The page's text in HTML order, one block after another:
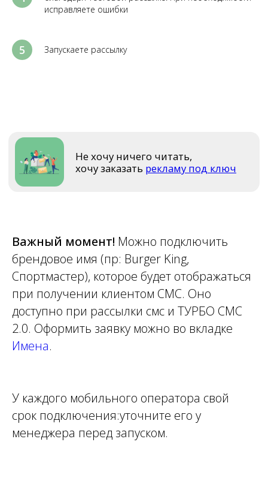
исправляете ошибки
Запускаете рассылку
Важный момент! Можно подключить
брендовое имя (пр: Burger King,
Спортмастер), которое будет отображаться
при получении клиентом СМС. Оно
доступно при рассылки смс и ТУРБО СМС
2.0. Оформить заявку можно во вкладке
Имена.
У каждого мобильного оператора свой
срок подключения:уточните его у
менеджера перед запуском.